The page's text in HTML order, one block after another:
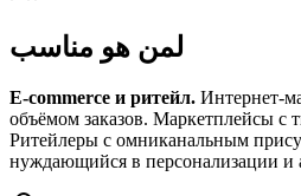
لمن هو مناسب
E-commerce и ритейл. Интернет-
объёмом заказов. Маркетплейсы с
Ритейлеры с омниканальным
нуждающийся в персонализации и